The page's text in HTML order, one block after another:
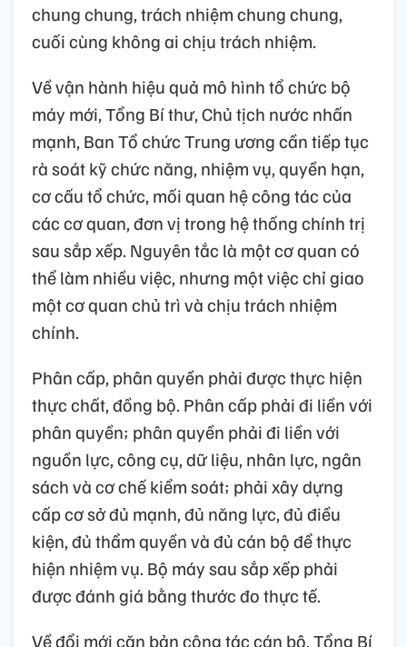
chung chung, trách nhiệm chung chung,
cuối cùng không ai chịu trách nhiệm.
Về vận hành hiệu quả mô hình tổ chức bộ
máy mới, Tổng Bí thư, Chủ tịch nước nhấn
mạnh, Ban Tổ chức Trung ương cần tiếp tục
rà soát kỹ chức năng, nhiệm vụ, quyền hạn,
cơ cấu tổ chức, mối quan hệ công tác của
các cơ quan, đơn vị trong hệ thống chính trị
sau sắp xếp. Nguyên tắc là một cơ quan có
thể làm nhiều việc, nhưng một việc chỉ giao
một cơ quan chủ trì và chịu trách nhiệm
chính.
Phân cấp, phân quyền phải được thực hiện
thực chất, đồng bộ. Phân cấp phải đi liền với
phân quyền; phân quyền phải đi liền với
nguồn lực, công cụ, dữ liệu, nhân lực, ngân
sách và cơ chế kiểm soát; phải xây dựng
cấp cơ sở đủ mạnh, đủ năng lực, đủ điều
kiện, đủ thẩm quyền và đủ cán bộ để thực
hiện nhiệm vụ. Bộ máy sau sắp xếp phải
được đánh giá bằng thước đo thực tế.
Về đổi mới căn bản công tác cán bộ, Tổng Bí